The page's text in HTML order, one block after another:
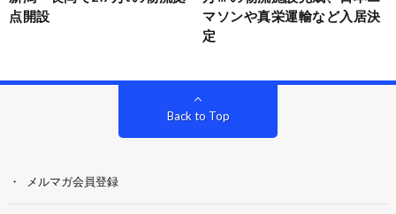
点開設
マソンや真栄運輸など入居決
定
Back to Top
メルマガ会員登録